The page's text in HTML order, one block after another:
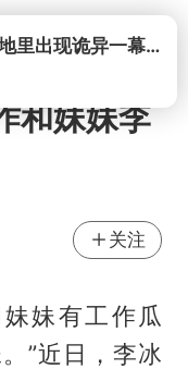
打开
和妹妹李
关注
妹有工作瓜
”近日，李冰